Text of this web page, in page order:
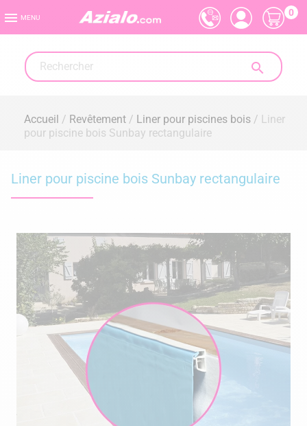
 MENU

0
Accueil Revêtement Liner pour piscines bois
Liner
pour piscine bois Sunbay rectangulaire
Liner pour piscine bois Sunbay rectangulaire